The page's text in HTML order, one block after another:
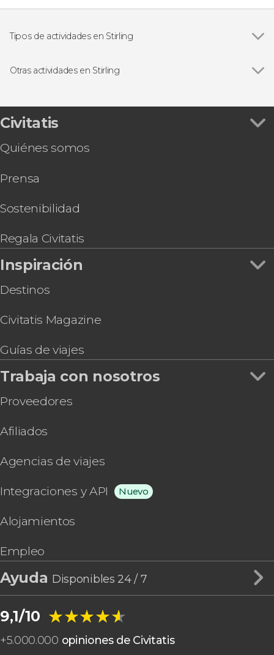
Tipos de actividades en Stirling
Otras actividades en Stirling
Civitatis
Quiénes somos
Prensa
Sostenibilidad
Regala Civitatis
Inspiración
Destinos
Civitatis Magazine
Guías de viajes
Trabaja con nosotros
Proveedores
Afiliados
Agencias de viajes
Integraciones y API Nuevo
Alojamientos
Empleo
Ayuda Disponibles 24 / 7
9,1/10 ★★★★★
★★★★★
+5.000.000 opiniones de Civitatis